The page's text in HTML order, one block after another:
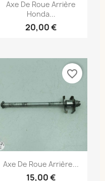
Axe De Roue Arrière
Honda...
20,00 €
Axe De Roue Arrière...
15,00 €
favorite_border